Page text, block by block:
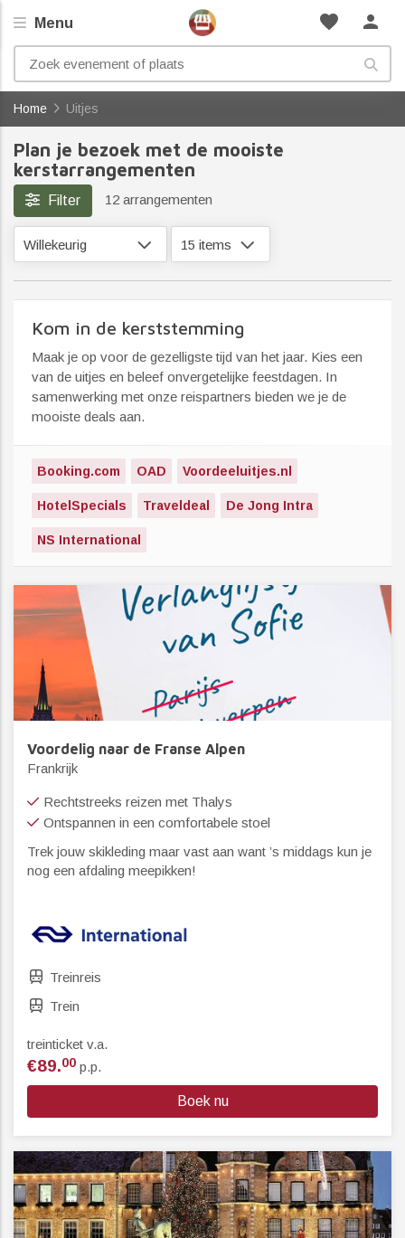
favorite person
Menu
Home Uitjes
Plan je bezoek met de mooiste
kerstarrangementen
Filter 12 arrangementen
Willekeurig 15 items
Kom in de kerststemming
Maak je op voor de gezelligste tijd van het jaar. Kies een
van de uitjes en beleef onvergetelijke feestdagen. In
samenwerking met onze reispartners bieden we je de
mooiste deals aan.
Booking.com OAD Voordeeluitjes.nl
HotelSpecials Traveldeal De Jong Intra
NS International
Voordelig naar de Franse Alpen
Frankrijk
Rechtstreeks reizen met Thalys
Ontspannen in een comfortabele stoel
Trek jouw skikleding maar vast aan want ’s middags kun je
nog een afdaling meepikken!
Treinreis
Trein
treinticket v.a.
€89.00 p.p.
Boek nu